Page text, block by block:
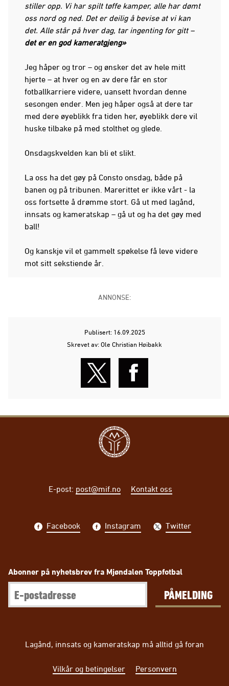
stiller opp. Vi har spilt tøffe kamper, alle har dømt
oss nord og ned. Det er deilig å bevise at vi kan
det. Alle står på hver dag, tar ingenting for gitt –
det er en god kameratgjeng»
Jeg håper og tror – og ønsker det av hele mitt
hjerte – at hver og en av dere får en stor
fotballkarriere videre, uansett hvordan denne
sesongen ender. Men jeg håper også at dere tar
med dere øyeblikk fra tiden her, øyeblikk dere vil
huske tilbake på med stolthet og glede.
Onsdagskvelden kan bli et slikt.
La oss ha det gøy på Consto onsdag, både på
banen og på tribunen. Marerittet er ikke vårt - la
oss fortsette å drømme stort. Gå ut med lagånd,
innsats og kameratskap – gå ut og ha det gøy med
ball!
Og kanskje vil et gammelt spøkelse få leve videre
mot sitt sekstiende år.
ANNONSE:
Publisert: 16.09.2025
Skrevet av: Ole Christian Høibakk
E-post: post@mif.no Kontakt oss
Facebook Instagram Twitter
Abonner på nyhetsbrev fra Mjøndalen Toppfotbal
PÅMELDING
Lagånd, innsats og kameratskap må alltid gå foran
Vilkår og betingelser Personvern